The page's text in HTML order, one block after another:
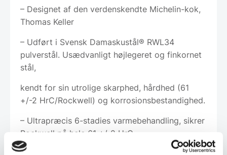
– Designet af den verdenskendte Michelin-kok,
Thomas Keller
– Udført i Svensk Damaskustål® RWL34
pulverstål. Usædvanligt højlegeret og finkornet
stål,
kendt for sin utrolige skarphed, hårdhed (61
+/-2 HrC/Rockwell) og korrosionsbestandighed.
– Ultrapræcis 6-stadies varmebehandling, sikrer
Rockwell på hele 61 +/-2 HrC.